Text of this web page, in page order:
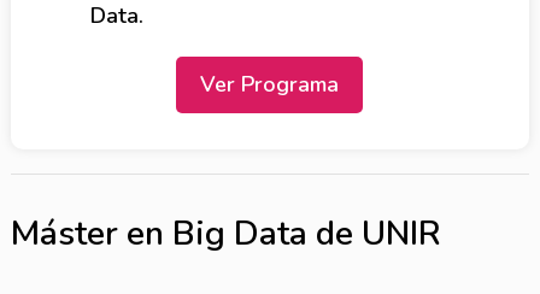
Data.
Ver Programa
Máster en Big Data de UNIR